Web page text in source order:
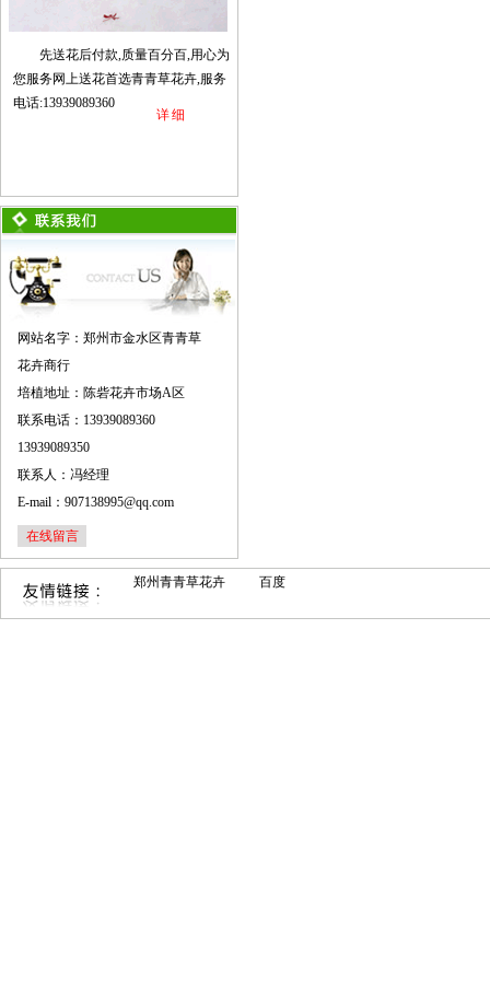
先送花后付款,质量百分百,用心为
您服务网上送花首选青青草花卉,服务
电话:13939089360
详细
网站名字：郑州市金水区青青草
花卉商行
培植地址：陈砦花卉市场A区
联系电话：13939089360
13939089350
联系人：冯经理
E-mail：907138995@qq.com
在线留言
郑州青青草花卉 百度